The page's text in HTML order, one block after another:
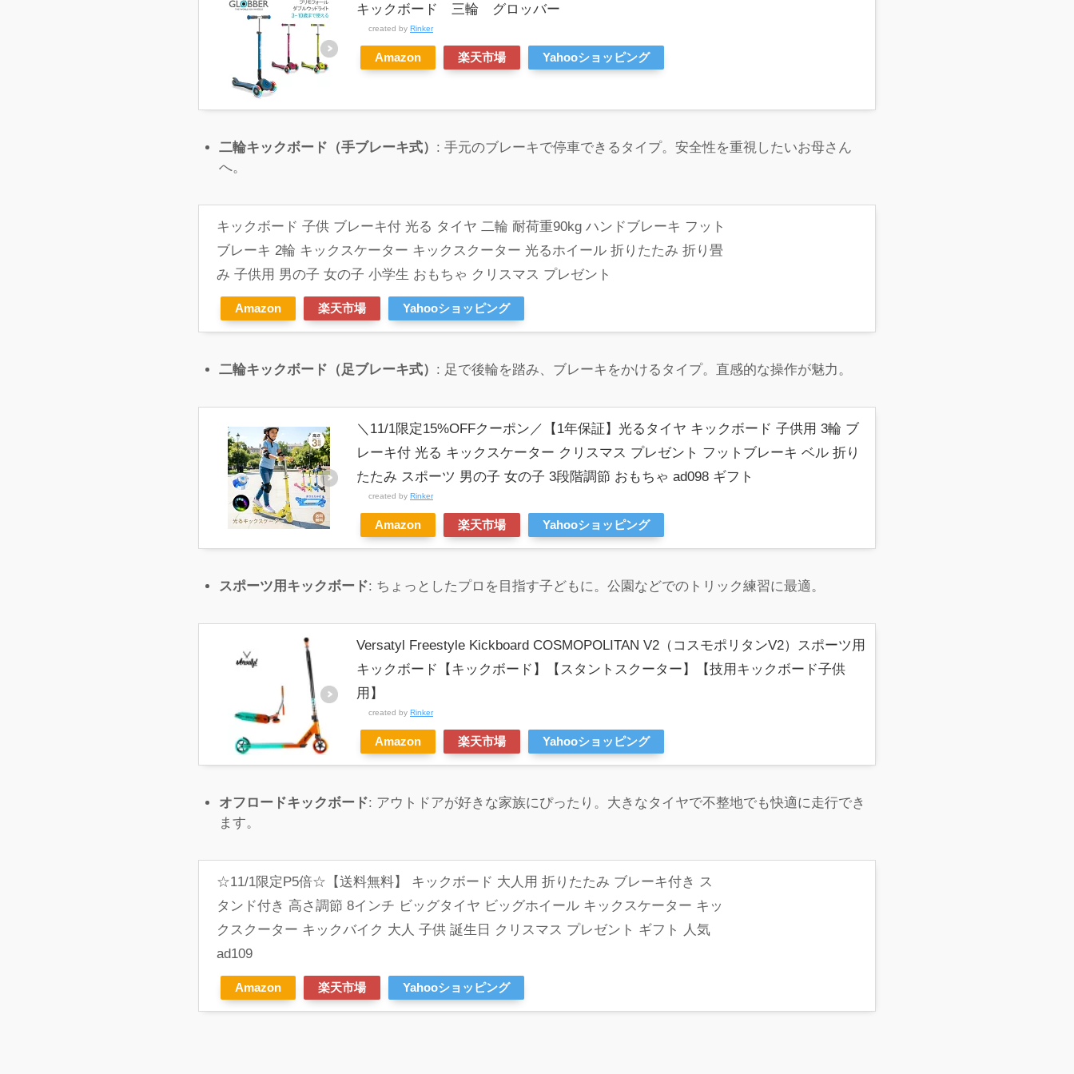
キックボード 三輪 グロッバー
created by Rinker
Amazon 楽天市場 Yahooショッピング
二輪キックボード（手ブレーキ式） : 手元のブレーキで停車できるタイプ。安全性を重視したいお母さん
へ。
キックボード 子供 ブレーキ付 光る タイヤ 二輪 耐荷重90kg ハンドブレーキ フット
ブレーキ 2輪 キックスケーター キックスクーター 光るホイール 折りたたみ 折り畳
み 子供用 男の子 女の子 小学生 おもちゃ クリスマス プレゼント
Amazon 楽天市場 Yahooショッピング
二輪キックボード（足ブレーキ式） : 足で後輪を踏み、ブレーキをかけるタイプ。直感的な操作が魅力。
＼11/1限定15%OFFクーポン／【1年保証】光るタイヤ キックボード 子供用 3輪 ブ
レーキ付 光る キックスケーター クリスマス プレゼント フットブレーキ ベル 折り
たたみ スポーツ 男の子 女の子 3段階調節 おもちゃ ad098 ギフト
created by Rinker
Amazon 楽天市場 Yahooショッピング
スポーツ用キックボード: ちょっとしたプロを目指す子どもに。公園などでのトリック練習に最適。
Versatyl Freestyle Kickboard COSMOPOLITAN V2（コスモポリタンV2）スポーツ用
キックボード【キックボード】【スタントスクーター】【技用キックボード子供
用】
created by Rinker
Amazon 楽天市場 Yahooショッピング
オフロードキックボード: アウトドアが好きな家族にぴったり。大きなタイヤで不整地でも快適に走行でき
ます。
☆11/1限定P5倍☆【送料無料】 キックボード 大人用 折りたたみ ブレーキ付き ス
タンド付き 高さ調節 8インチ ビッグタイヤ ビッグホイール キックスケーター キッ
クスクーター キックバイク 大人 子供 誕生日 クリスマス プレゼント ギフト 人気
ad109
Amazon 楽天市場 Yahooショッピング